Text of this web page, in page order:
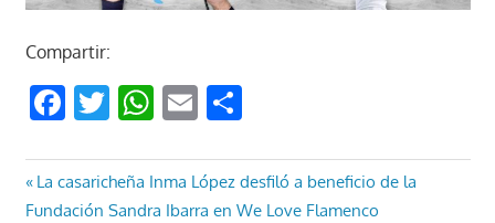
Compartir:
Facebook
Twitter
WhatsApp
EmailCompartir
Navegación
Entrada
anterior:
La casaricheña Inma López desfiló a beneficio de la
Fundación Sandra Ibarra en We Love Flamenco